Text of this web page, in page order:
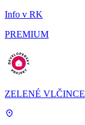
Info v RK
PREMIUM
ZELENÉ VLČINCE